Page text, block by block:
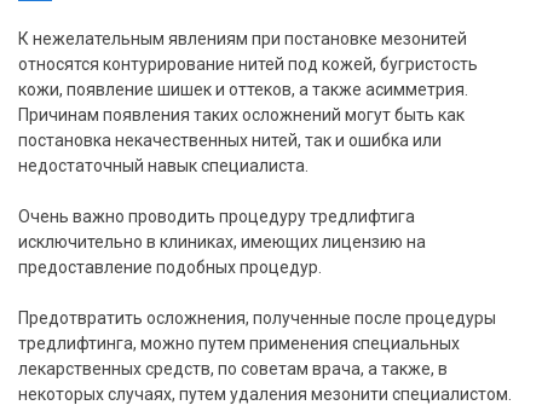
К нежелательным явлениям при постановке мезонитей
относятся контурирование нитей под кожей, бугристость
кожи, появление шишек и оттеков, а также асимметрия.
Причинам появления таких осложнений могут быть как
постановка некачественных нитей, так и ошибка или
недостаточный навык специалиста.
Очень важно проводить процедуру тредлифтига
исключительно в клиниках, имеющих лицензию на
предоставление подобных процедур.
Предотвратить осложнения, полученные после процедуры
тредлифтинга, можно путем применения специальных
лекарственных средств, по советам врача, а также, в
некоторых случаях, путем удаления мезонити специалистом.